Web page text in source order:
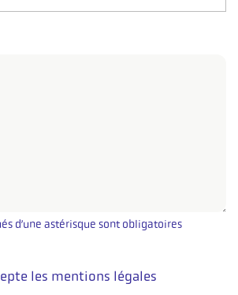
d’une astérisque sont obligatoires
les mentions légales